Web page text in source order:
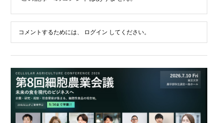
コメントするためには、 ログイン してください。